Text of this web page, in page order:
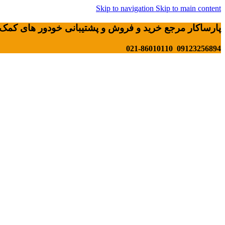
Skip to navigation Skip to main content
پارساکار مرجع خرید و فروش و پشتیبانی خودور های کمک
09123256894 021-86010110